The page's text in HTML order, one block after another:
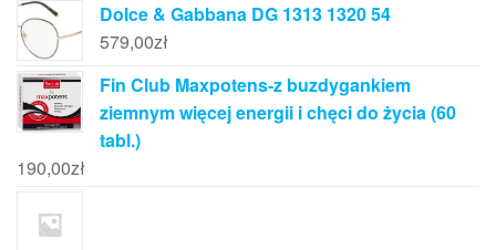
Dolce & Gabbana DG 1313 1320 54
579,00zł
Fin Club Maxpotens-z buzdygankiem
ziemnym więcej energii i chęci do życia (60
tabl.)
190,00zł